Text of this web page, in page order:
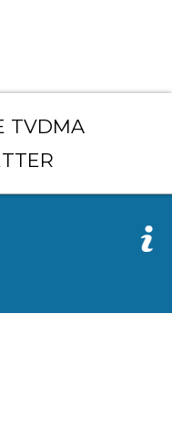
TVDMA